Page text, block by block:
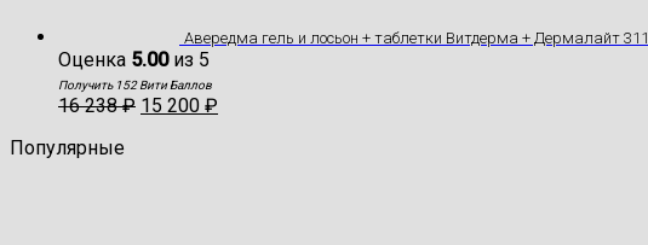
Авередма гель и лосьон + таблетки Витдерма + Дермалайт 311
Оценка 5.00из 5
Получить 152 Вити Баллов
16 238₽ 15 200 ₽
Популярные